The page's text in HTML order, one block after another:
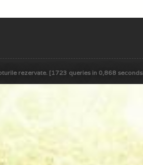
rezervate. [1723 queries in 0,868